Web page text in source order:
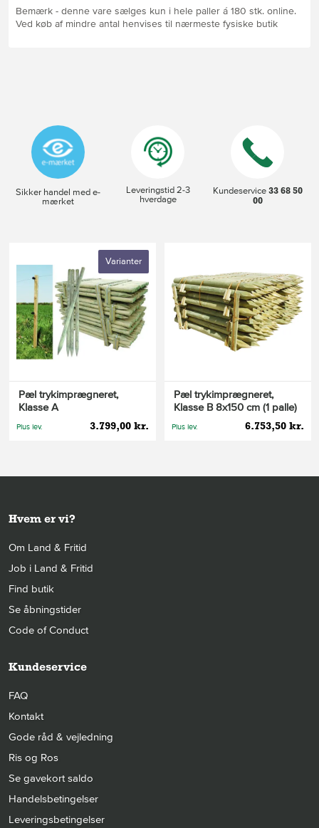
Bemærk - denne vare sælges kun i hele paller á 180 stk. online.
Ved køb af mindre antal henvises til nærmeste fysiske butik
Sikker handel med e-
mærket
Leveringstid 2-3
hverdage
Kundeservice33 68 50
00
Varianter
Pæl trykimprægneret,
Klasse A
3.799,00 kr.
Plus lev.
Pæl trykimprægneret,
Klasse B 8x150 cm (1 palle)
6.753,50 kr.
Plus lev.
Hvem er vi?
Om Land & Fritid
Job i Land & Fritid
Find butik
Se åbningstider
Code of Conduct
Kundeservice
FAQ
Kontakt
Gode råd & vejledning
Ris og Ros
Se gavekort saldo
Handelsbetingelser
Leveringsbetingelser